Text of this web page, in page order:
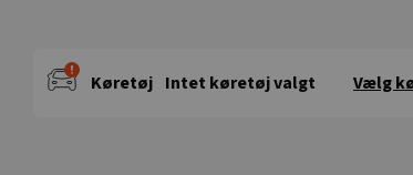
Køretøj Intet køretøj valgt Vælg